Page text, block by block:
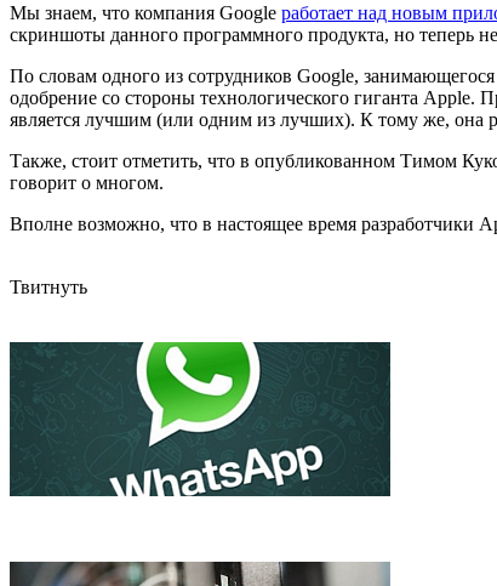
Мы знаем, что компания Google работает над новым
скриншоты данного программного продукта, но теперь
По словам одного из сотрудников Google,
одобрение со стороны технологического гиганта Apple.
является лучшим (или одним из лучших). К тому же, она
Также, стоит отметить, что в опубликованном Тимом
говорит о многом.
Вполне возможно, что в настоящее время разработчики
Твитнуть